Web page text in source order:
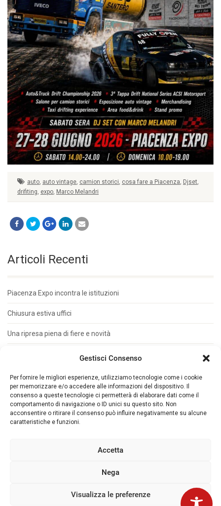
Gestisci Consenso
Per fornire le migliori esperienze, utilizziamo tecnologie come i cookie
per memorizzare e/o accedere alle informazioni del dispositivo. Il
consenso a queste tecnologie ci permetterà di elaborare dati come il
comportamento di navigazione o ID unici su questo sito. Non
acconsentire o ritirare il consenso può influire negativamente su alcune
caratteristiche e funzioni.
Accetta
Nega
Visualizza le preferenze
auto, auto vintage, camion storici, cosa fare a Piacenza, Djset,
drifiting, expo, Marco Melandri
Articoli Recenti
Piacenza Expo incontra le istituzioni
Chiusura estiva uffici
Una ripresa piena di fiere e novità
Metal Materia su misura per le PMI
Presentata Auto&Trucks Due Tempi
Tirotti, 11 - 29122 Piacenza (ITALY) Tel. +39
00143280337
Privacy ENG